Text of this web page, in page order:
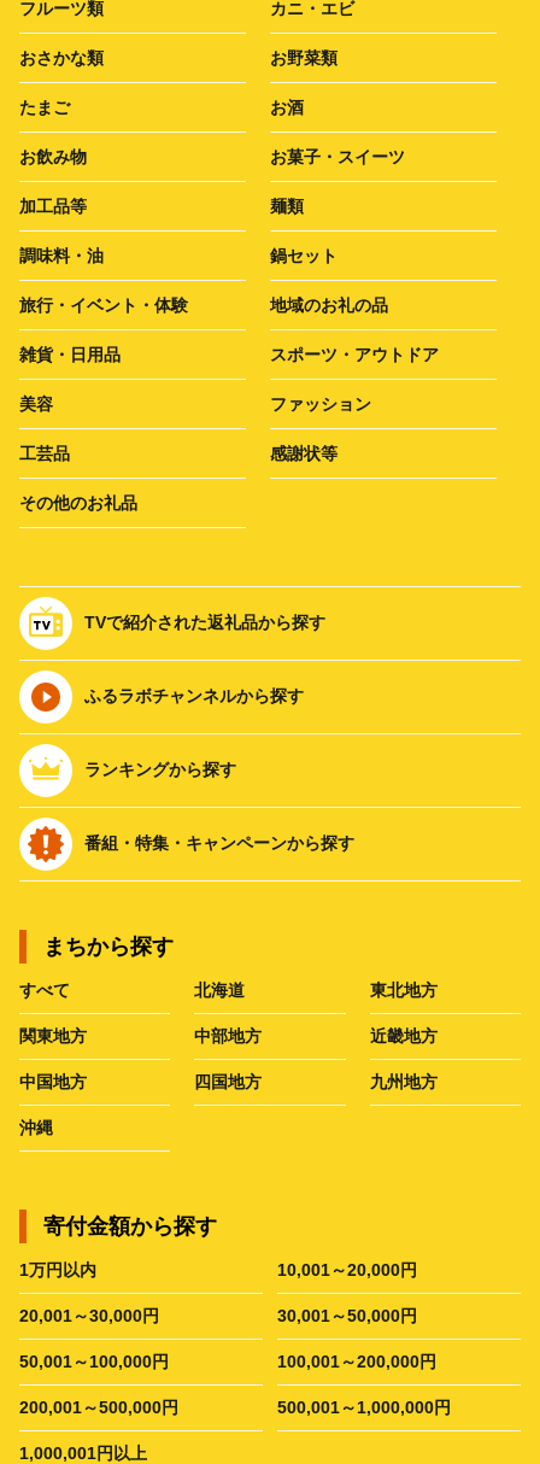
フルーツ類 カニ・エビ
おさかな類 お野菜類
たまご お酒
お飲み物 お菓子・スイーツ
加工品等 麺類
調味料・油 鍋セット
旅行・イベント・体験 地域のお礼の品
雑貨・日用品 スポーツ・アウトドア
美容 ファッション
工芸品 感謝状等
その他のお礼品
TVで紹介された返礼品から探す
ふるラボチャンネルから探す
ランキングから探す
番組・特集・キャンペーンから探す
まちから探す
すべて 北海道 東北地方
関東地方 中部地方 近畿地方
中国地方 四国地方 九州地方
沖縄
寄付金額から探す
1万円以内 10,001～20,000円
20,001～30,000円 30,001～50,000円
50,001～100,000円 100,001～200,000円
200,001～500,000円 500,001～1,000,000円
1,000,001円以上